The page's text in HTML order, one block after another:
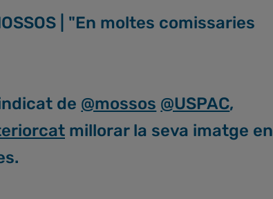
| "En moltes comissaries
de @mossos @USPAC,
millorar la seva imatge en